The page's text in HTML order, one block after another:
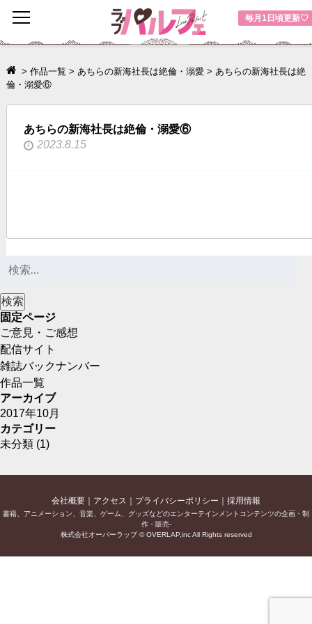
毎月1日頃更新♡
toggle
navigation
> 作品一覧 > あちらの新海社長は絶倫・溺愛> あちらの新海社長は絶
倫・溺愛⑥
あちらの新海社長は絶倫・溺愛⑥
2023.8.15
固定ページ
ご意見・ご感想
配信サイト
雑誌バックナンバー
作品一覧
アーカイブ
2017年10月
カテゴリー
未分類 (1)
会社概要 アクセス プライバシーポリシー 採用情報
書籍、アニメーション、音楽、ゲーム、グッズなどのエンターテインメントコンテンツの企画・制
作・販売-
株式会社オーバーラップ © OVERLAP,inc All Rights reserved